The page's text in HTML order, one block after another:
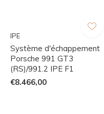
IPE
Système d'échappement
Porsche 991 GT3
(RS)/991.2 IPE F1
€8.466,00